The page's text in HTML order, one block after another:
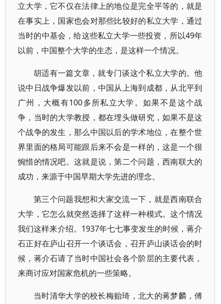
立大学，它不仅在法律上的地位是完全平等的，就是
在事实上，国家也会对那些比较好的私立大学，通过
当时的中基会，给这些私立大学一些投资，所以49年
以前，中国整个大学的生态，是这样一个情况。
胡适有一篇文章，就专门谈这个私立大学的。他
说中日战争爆发以前，中国从上海到成都，从北平到
广州，大概有100多所私立大学。如果不是这个战
争，当时的大学教授，都在埋头做研究，如果不是这
个战争的发生，那么中国以后的学术地位，在整个世
界里面的格局可能跟后来不会是一样的，这是一个很
惋惜的情况吧。这就是说，第二个问题，西南联大的
成功，来源于中国早期大学先进的理念。
第三个问题我想和大家交流一下，就是西南联合
大学，它怎么就突然选择了这样一种模式。这个情况
我们这样来介绍。1937年七七事变发生的时候，蒋介
石正好在庐山召开一个谈话会，召开庐山谈话会的时
候，蒋介石请了当时中国社会各个阶层的主要代表，
来商讨应对国家危机的一些策略。
当时清华大学的校长梅贻琦，北大的蒋梦麟，傅